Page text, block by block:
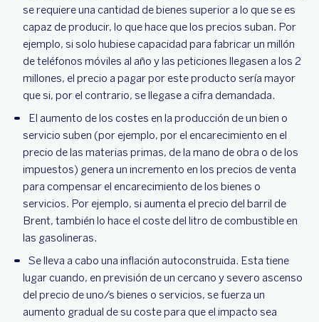
se requiere una cantidad de bienes superior a lo que se es
capaz de producir, lo que hace que los precios suban. Por
ejemplo, si solo hubiese capacidad para fabricar un millón
de teléfonos móviles al año y las peticiones llegasen a los 2
millones, el precio a pagar por este producto sería mayor
que si, por el contrario, se llegase a cifra demandada.
El aumento de los costes en la producción de un bien o
servicio suben (por ejemplo, por el encarecimiento en el
precio de las materias primas, de la mano de obra o de los
impuestos) genera un incremento en los precios de venta
para compensar el encarecimiento de los bienes o
servicios. Por ejemplo, si aumenta el precio del barril de
Brent, también lo hace el coste del litro de combustible en
las gasolineras.
Se lleva a cabo una inflación autoconstruida. Esta tiene
lugar cuando, en previsión de un cercano y severo ascenso
del precio de uno/s bienes o servicios, se fuerza un
aumento gradual de su coste para que el impacto sea